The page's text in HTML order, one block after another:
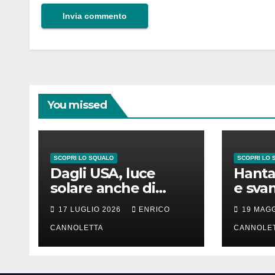
You missed
SCOPRI LO SQUALO
Dagli USA, luce
solare anche di
notte
17 LUGLIO 2026 ENRICO
CANNOLETTA
SCOPRI LO
e
lunga
19